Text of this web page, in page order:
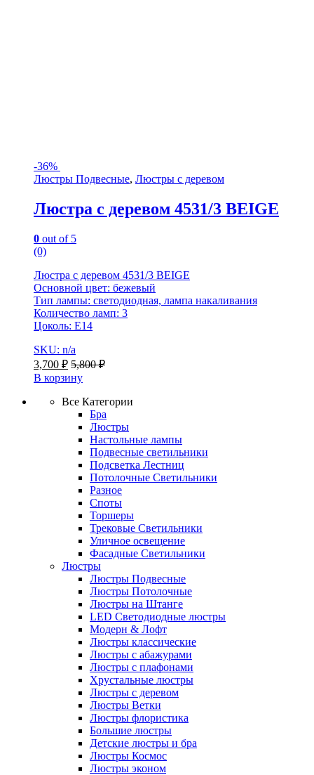
-36%
Люстры Подвесные, Люстры с деревом
Люстра с деревом 4531/3 BEIGE
0 out of 5
(0)
Люстра с деревом 4531/3 BEIGE
Основной цвет: бежевый
Тип лампы: светодиодная, лампа накаливания
Количество ламп: 3
Цоколь: Е14
SKU: n/a
3,700 ₽ 5,800₽
В корзину
Все Категории
Бра
Люстры
Настольные лампы
Подвесные светильники
Подсветка Лестниц
Потолочные Светильники
Разное
Споты
Торшеры
Трековые Светильники
Уличное освещение
Фасадные Светильники
Люстры
Люстры Подвесные
Люстры Потолочные
Люстры на Штанге
LED Светодиодные люстры
Модерн & Лофт
Люстры классические
Люстры с абажурами
Люстры с плафонами
Хрустальные люстры
Люстры с деревом
Люстры Ветки
Люстры флористика
Большие люстры
Детские люстры и бра
Люстры Космос
Люстры эконом